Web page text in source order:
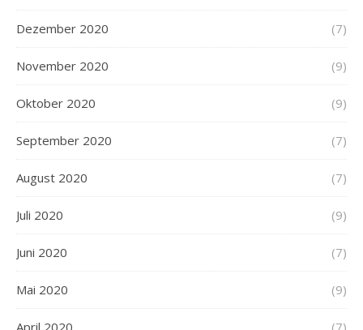
Dezember 2020 (7)
November 2020 (9)
Oktober 2020 (9)
September 2020 (7)
August 2020 (7)
Juli 2020 (9)
Juni 2020 (7)
Mai 2020 (9)
April 2020 (7)